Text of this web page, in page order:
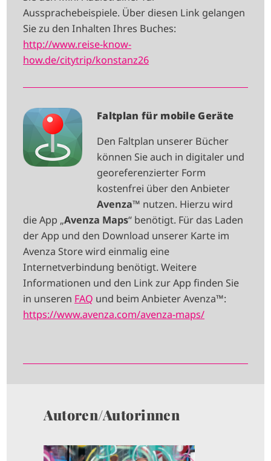
Aussprachebeispiele. Über diesen Link gelangen
Sie zu den Inhalten Ihres Buches:
http://www.reise-know-
how.de/citytrip/konstanz26
I
A
G
Faltplan für mobile Geräte
Den Faltplan unserer Bücher
können Sie auch in digitaler und
georeferenzierter Form
kostenfrei über den Anbieter
Avenza™ nutzen. Hierzu wird
die App „Avenza Maps“ benötigt. Für das Laden
der App und den Download unserer Karte im
Avenza Store wird einmalig eine
Internetverbindung benötigt. Weitere
Informationen und den Link zur App finden Sie
in unseren FAQ und beim Anbieter Avenza™:
https://www.avenza.com/avenza-maps/
Autoren/Autorinnen
I